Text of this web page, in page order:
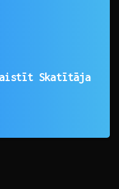
Skatītāja